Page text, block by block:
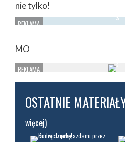
nie tylko!
MO
OSTATNIE
więcej)